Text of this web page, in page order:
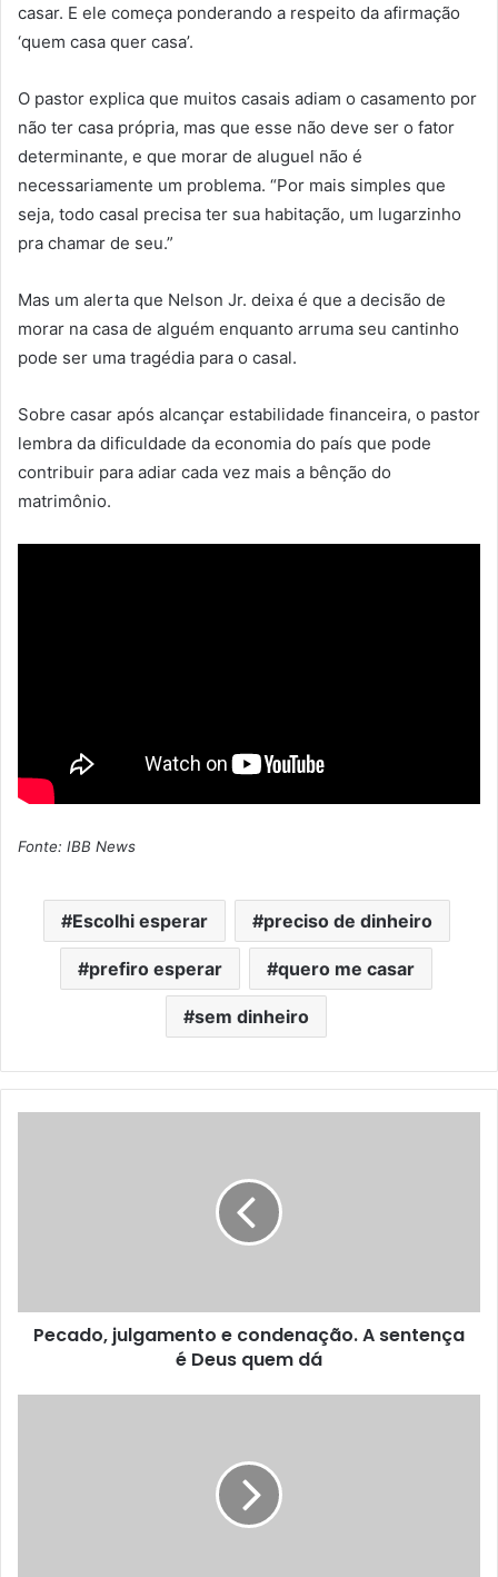
casar. E ele começa ponderando a respeito da afirmação
‘quem casa quer casa’.
O pastor explica que muitos casais adiam o casamento por
não ter casa própria, mas que esse não deve ser o fator
determinante, e que morar de aluguel não é
necessariamente um problema. “Por mais simples que
seja, todo casal precisa ter sua habitação, um lugarzinho
pra chamar de seu.”
Mas um alerta que Nelson Jr. deixa é que a decisão de
morar na casa de alguém enquanto arruma seu cantinho
pode ser uma tragédia para o casal.
Sobre casar após alcançar estabilidade financeira, o pastor
lembra da dificuldade da economia do país que pode
contribuir para adiar cada vez mais a bênção do
matrimônio.
Fonte: IBB News
Escolhi esperar preciso de dinheiro
prefiro esperar quero me casar
sem dinheiro
Pecado, julgamento e condenação. A sentença
é Deus quem dá